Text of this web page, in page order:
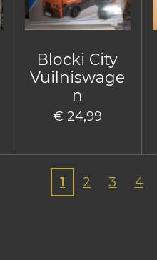
Blocki City
Vuilniswage
n
€ 24,99
1 2 3 4